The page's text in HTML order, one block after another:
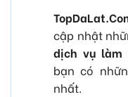
cập nhật
dịch vụ
bạn có
nhất.